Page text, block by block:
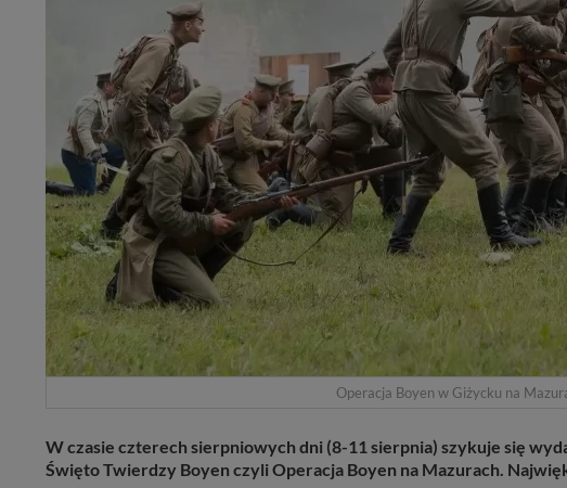
Operacja Boyen w Giżycku na
W czasie czterech sierpniowych dni (8-11 sierpnia) szykuje się
Święto Twierdzy Boyen czyli Operacja Boyen na Mazurach.